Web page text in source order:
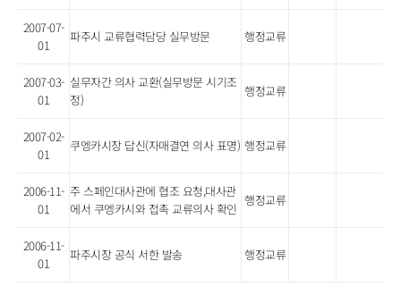
2007-07-
01
파주시 교류협력담당 실무방문 행정교류
2007-03-
01
실무자간 의사 교환(실무방문 시기조
정)
행정교류
2007-02-
01
쿠엥카시장 답신(자매결연 의사 표명) 행정교류
2006-11-
01
주 스페인대사관에 협조 요청,대사관
에서 쿠엥카시와 접촉 교류의사 확인
행정교류
2006-11-
01
파주시장 공식 서한 발송 행정교류